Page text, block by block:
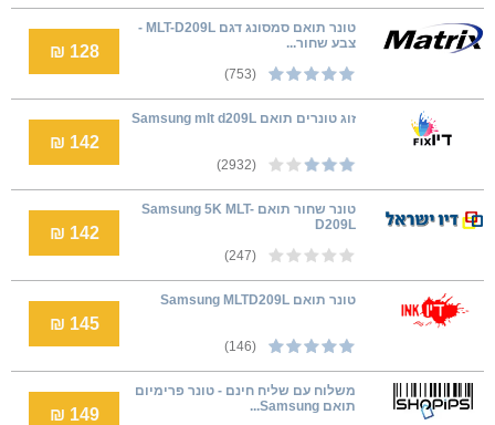
טונר תואם סמסונג דגם MLT-D209L -
צבע שחור...
(753)
128 ₪
זוג טונרים תואם Samsung mlt d209L
(2932)
142 ₪
טונר שחור תואם Samsung 5K MLT-
D209L
(247)
142 ₪
טונר תואם Samsung MLTD209L
(146)
145 ₪
משלוח עם שליח חינם - טונר פרימיום
תואם Samsung...
149 ₪